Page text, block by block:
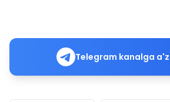
Telegram kanalga